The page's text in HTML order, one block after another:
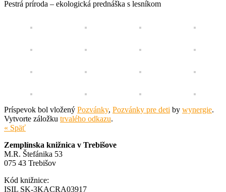
Pestrá príroda – ekologická prednáška s lesníkom
Príspevok bol vložený Pozvánky, Pozvánky pre deti by wynergie.
Vytvorte záložku trvalého odkazu.
« Späť
Zemplínska knižnica v Trebišove
M.R. Štefánika 53
075 43 Trebišov
Kód knižnice:
ISIL SK-3KACRA03917